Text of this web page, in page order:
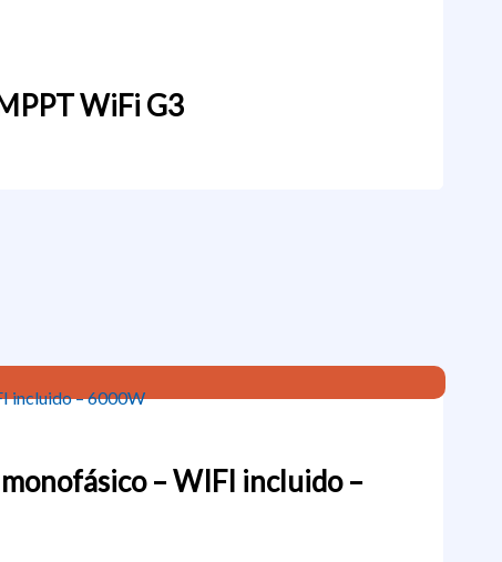
WiFi G3
– WIFI incluido –